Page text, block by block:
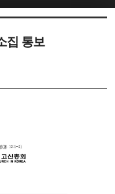
집 통보
북5
5